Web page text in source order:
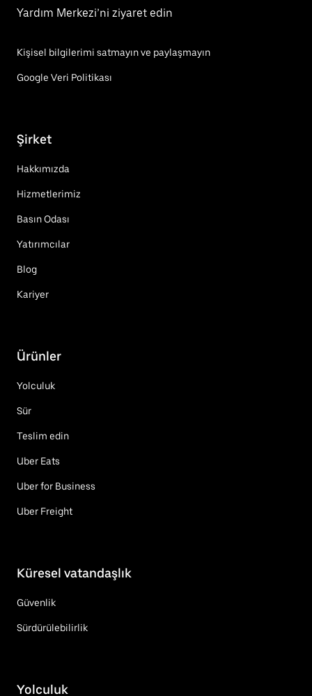
Yardım Merkezi’ni ziyaret edin
Kişisel bilgilerimi satmayın ve paylaşmayın
Google Veri Politikası
Şirket
Hakkımızda
Hizmetlerimiz
Basın Odası
Yatırımcılar
Blog
Kariyer
Ürünler
Yolculuk
Sür
Teslim edin
Uber Eats
Uber for Business
Uber Freight
Küresel vatandaşlık
Güvenlik
Sürdürülebilirlik
Yolculuk